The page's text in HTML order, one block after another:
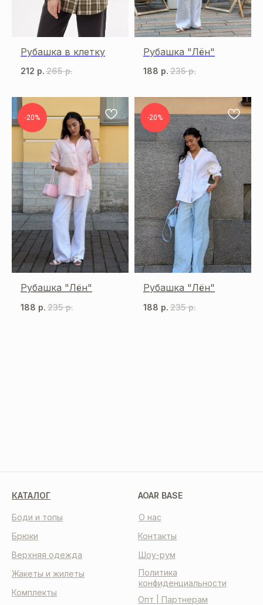
Рубашка в клетку
212 р. 265 р.
Рубашка "Лён"
188 р. 235 р.
-20%
Рубашка "Лён"
188 р. 235 р.
-20%
Рубашка "Лён"
188 р. 235 р.
КАТАЛОГ AOAR BASE
О нас
Контакты
Шоу-рум
Политика
конфиденциальности
Опт | Партнерам
Боди и топы
Комплекты
Брюки
Жакеты и жилеты
Верхняя одежда